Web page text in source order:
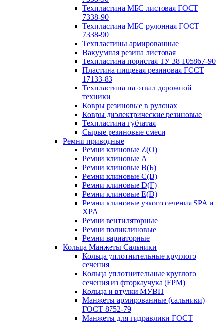
Техпластина МБС листовая ГОСТ
7338-90
Техпластина МБС рулонная ГОСТ
7338-90
Техпластины армированные
Вакуумная резина листовая
Техпластина пористая ТУ 38 105867-90
Пластина пищевая резиновая ГОСТ
17133-83
Техпластина на отвал дорожной
техники
Ковры резиновые в рулонах
Ковры диэлектрические резиновые
Техпластина губчатая
Сырые резиновые смеси
Ремни приводные
Ремни клиновые Z(О)
Ремни клиновые A
Ремни клиновые B(Б)
Ремни клиновые C(В)
Ремни клиновые D(Г)
Ремни клиновые Е(D)
Ремни клиновые узкого сечения SPA и
XPA
Ремни вентиляторные
Ремни поликлиновые
Ремни вариаторные
Кольца Манжеты Сальники
Кольца уплотнительные круглого
сечения
Кольца уплотнительные круглого
сечения из фторкаучука (FPM)
Кольца и втулки МУВП
Манжеты армированные (сальники)
ГОСТ 8752-79
Манжеты для гидравлики ГОСТ